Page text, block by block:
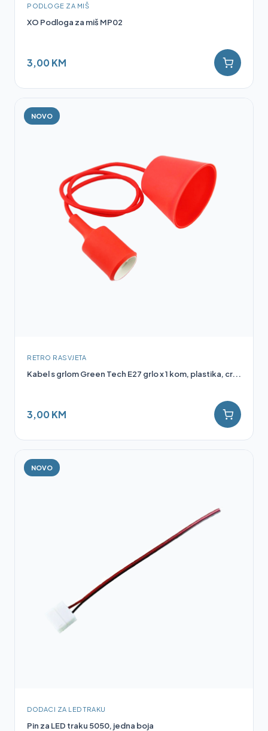
PODLOGE ZA MIŠ
XO Podloga za miš MP02
3,00 KM
NOVO
RETRO RASVJETA
Kabel s grlom Green Tech E27 grlo x 1 kom, plastika, cr...
3,00 KM
NOVO
DODACI ZA LED TRAKU
Pin za LED traku 5050, jedna boja